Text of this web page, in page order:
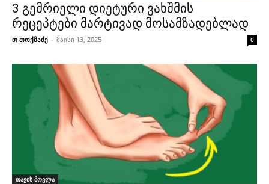
3 გემრიელი დიეტური ვახშმის
რეცეპტები მარტივად მოსამზადებლად
თ თოქმაძე - მაისი 13, 2025 0
თავის მოვლა